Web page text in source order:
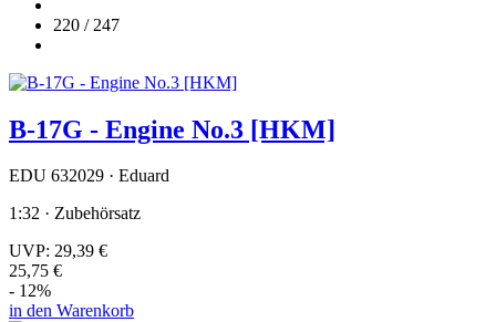
220 / 247
B-17G - Engine No.3 [HKM]
EDU 632029 · Eduard
1:32 · Zubehörsatz
UVP: 29,39 €
25,75 €
- 12%
in den Warenkorb